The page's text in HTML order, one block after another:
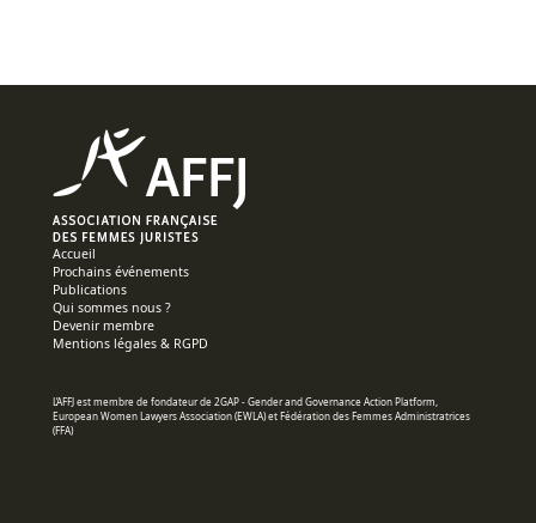
Accueil
Prochains événements
Publications
Qui sommes nous ?
Devenir membre
Mentions légales & RGPD
L’AFFJ est membre de fondateur de2GAP- Gender and Governance Action Platform,
European Women Lawyers Association (EWLA) et Fédération des Femmes Administratrices
(FFA)